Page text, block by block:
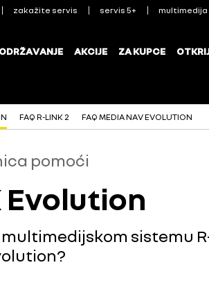
FAQ R-LINK 2 FAQ MEDIA NAV EVOLUTION
pomoći
Evolution
sistemu